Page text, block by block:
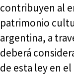
contribuyen al
patrimonio
argentina, a
deberá
de esta ley en